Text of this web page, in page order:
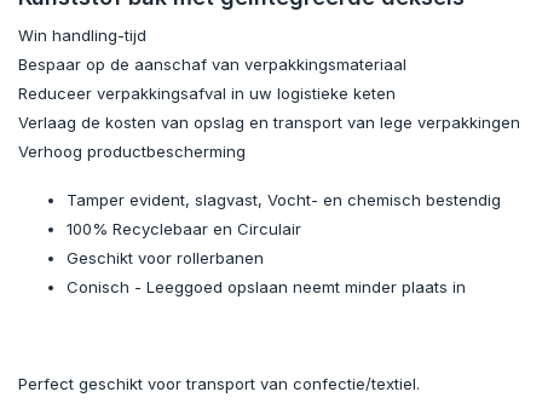
Win handling-tijd
Bespaar op de aanschaf van verpakkingsmateriaal
Reduceer verpakkingsafval in uw logistieke keten
Verlaag de kosten van opslag en transport van lege verpakkingen
Verhoog productbescherming
Tamper evident, slagvast, Vocht- en chemisch bestendig
100% Recyclebaar en Circulair
Geschikt voor rollerbanen
Conisch - Leeggoed opslaan neemt minder plaats in
Perfect geschikt voor transport van confectie/textiel.